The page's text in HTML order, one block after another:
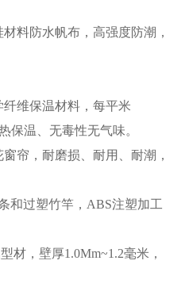
料防水帆布，高强度防潮，
纤维保温材料，每平米
保温、无毒性无气味。
帘，耐磨损、耐用、耐潮，
和过塑竹竿，ABS注塑加工
材，壁厚1.0Mm~1.2毫米，